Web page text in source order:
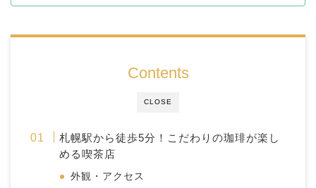
CLOSE
Contents
札幌駅から徒歩5分！こだわりの珈琲が楽し
める喫茶店
外観・アクセス